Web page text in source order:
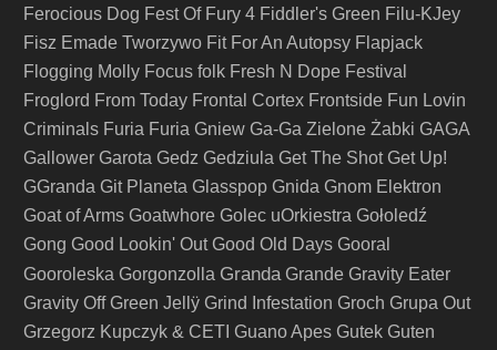
Ferocious Dog Fest Of Fury 4 Fiddler's Green Filu-KJey
Fisz Emade Tworzywo Fit For An Autopsy Flapjack
Flogging Molly Focus folk Fresh N Dope Festival
Froglord From Today Frontal Cortex Frontside Fun Lovin
Criminals Furia Furia Gniew Ga-Ga Zielone Żabki GAGA
Gallower Garota Gedz Gedziula Get The Shot Get Up!
GGranda Git Planeta Glasspop Gnida Gnom Elektron
Goat of Arms Goatwhore Golec uOrkiestra Gołoledź
Gong Good Lookin' Out Good Old Days Gooral
Gooroleska Gorgonzolla Granda Grande Gravity Eater
Gravity Off Green Jellÿ Grind Infestation Groch Grupa Out
Grzegorz Kupczyk & CETI Guano Apes Gutek Guten